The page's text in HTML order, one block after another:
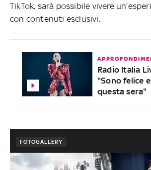
TikTok, sarà possibile vivere
con contenuti esclusivi.
Radio Italia
"Sono felice
questa sera"
FOTOGALLERY